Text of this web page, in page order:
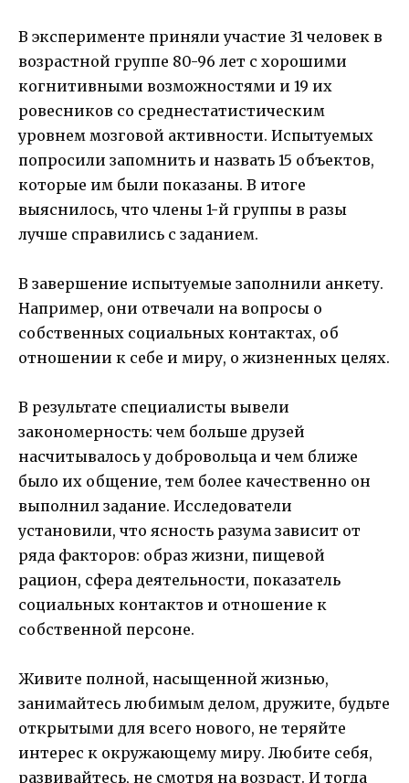
В эксперименте приняли участие 31 человек в
возрастной группе 80-96 лет с хорошими
когнитивными возможностями и 19 их
ровесников со среднестатистическим
уровнем мозговой активности. Испытуемых
попросили запомнить и назвать 15 объектов,
которые им были показаны. В итоге
выяснилось, что члены 1-й группы в разы
лучше справились с заданием.
В завершение испытуемые заполнили анкету.
Например, они отвечали на вопросы о
собственных социальных контактах, об
отношении к себе и миру, о жизненных целях.
В результате специалисты вывели
закономерность: чем больше друзей
насчитывалось у добровольца и чем ближе
было их общение, тем более качественно он
выполнил задание. Исследователи
установили, что ясность разума зависит от
ряда факторов: образ жизни, пищевой
рацион, сфера деятельности, показатель
социальных контактов и отношение к
собственной персоне.
Живите полной, насыщенной жизнью,
занимайтесь любимым делом, дружите, будьте
открытыми для всего нового, не теряйте
интерес к окружающему миру. Любите себя,
развивайтесь, не смотря на возраст. И тогда